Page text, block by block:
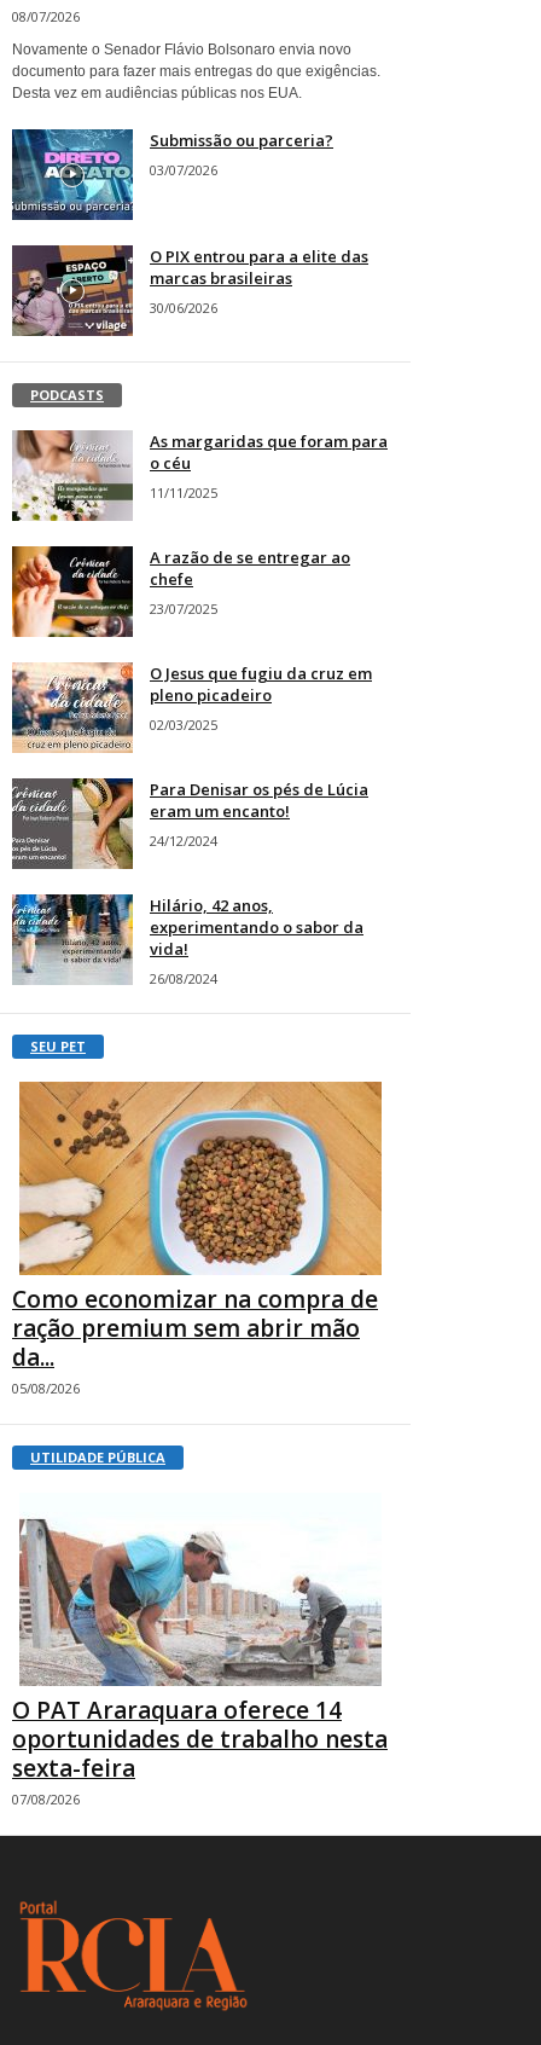
08/07/2026
Novamente o Senador Flávio Bolsonaro envia novo
documento para fazer mais entregas do que exigências.
Desta vez em audiências públicas nos EUA.
Submissão ou parceria?
03/07/2026
O PIX entrou para a elite das
marcas brasileiras
30/06/2026
PODCASTS
As margaridas que foram para
o céu
11/11/2025
A razão de se entregar ao
chefe
23/07/2025
O Jesus que fugiu da cruz em
pleno picadeiro
02/03/2025
Para Denisar os pés de Lúcia
eram um encanto!
24/12/2024
Hilário, 42 anos,
experimentando o sabor da
vida!
26/08/2024
SEU PET
Como economizar na compra de
ração premium sem abrir mão
da...
05/08/2026
UTILIDADE PÚBLICA
O PAT Araraquara oferece 14
oportunidades de trabalho nesta
sexta-feira
07/08/2026